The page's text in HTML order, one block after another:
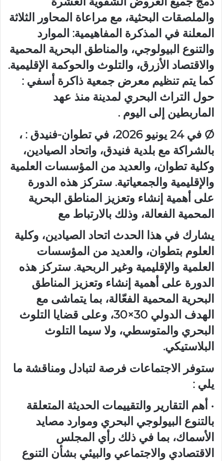
والملصقات البحثية، مع مراعاة المحاور الثلاثة
المعلنة في المذكرة المفاهيمية: الموارد
والتنوع البيولوجي، والمناطق البحرية المحمية
والاقتصاد الأزرق، والتلوث والحوكمة الإقليمية.
كما يتم تنظيم معرض جمعية ذاكرة أسفي :
حول التراث البحري لمدينة منذ عهد
الماربطين إلى اليوم .
Ø في 24 يونيو 2026، في تطوان-فنيدق : ،
بالشراكة مع بلدية فنيدق، واتحاد الصيادين،
وكلية تطوان، والعديد من المؤسسات العلمية
والإقليمية والجمعياتية. ستركز هذه الدورة
على أهمية إنشاء وتعزيز المناطق البحرية
المحمية الفعالة، وذلك بالارتباط مع
يشارك في هذا الحدث اتحاد الصيادين، وكلية
العلوم بتطوان، والعديد من المؤسسات
العلمية والإقليمية وغير الربحية. ستركز هذه
الدورة على أهمية إنشاء وتعزيز المناطق
البحرية المحمية الفعّالة، بما يتماشى مع
الهدف الدولي 30×30، وعلى قضايا التلوث
البحري والمتوسطي، ولا سيما التلوث
البلاستيكي.
ستوفر الاجتماعات فرصة لتبادل ومناقشة ما
يلي :
• أهم التقارير والتقييمات الحديثة المتعلقة
بالتنوع البيولوجي البحري وموارد مصايد
الأسماك، بما في ذلك رأي المجلس
الاقتصادي والاجتماعي والبيئي بشأن التنوع